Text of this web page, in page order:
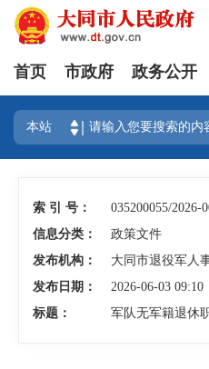
首页 市政府 政务公开
本站
索 引 号：
035200055/2026-
信息分类：
政策文件
发布机构：
大同市退役军人
发布日期：
2026-06-03 09:10
标题：
军队无军籍退休